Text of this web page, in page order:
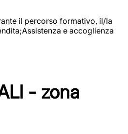
il percorso formativo, il/la
e accoglienza
- zona